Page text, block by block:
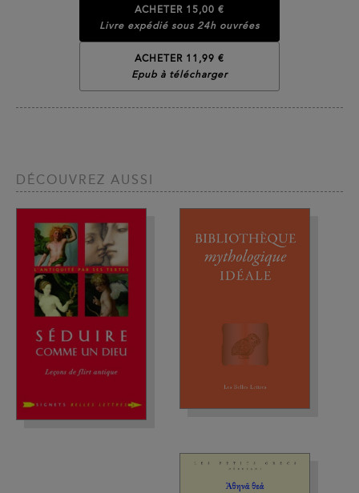
ACHETER 15,00 €
Livre expédié sous 24h ouvrées
ACHETER 11,99 €
Epub à télécharger
DÉCOUVREZ AUSSI